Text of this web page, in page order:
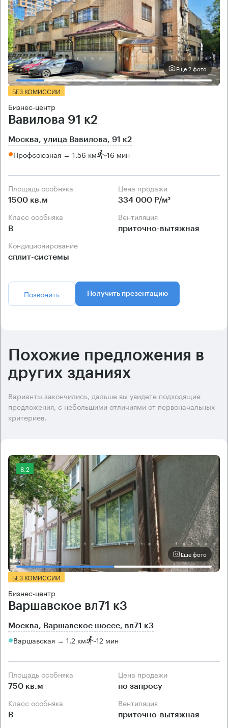
Еще 2 фото
БЕЗ КОМИССИИ
Бизнес-центр
Вавилова 91 к2
Москва, улица Вавилова, 91 к2
Профсоюзная → 1.56 км ~16 мин
Площадь особняка
1500 кв.м
Цена продажи
334 000 Р/м²
Класс особняка
B
Вентиляция
приточно-вытяжная
Кондиционирование
сплит-системы
Позвонить Получить презентацию
Похожие предложения в
других зданиях
Варианты закончились, дальше вы увидете подходящие
предложения, с небольшими отличиями от первоначальных
критериев.
8.2
Еще фото
БЕЗ КОМИССИИ
Бизнес-центр
Варшавское вл71 к3
Москва, Варшавское шоссе, вл71 к3
Варшавская → 1.2 км ~12 мин
Площадь особняка
750 кв.м
Цена продажи
по запросу
Класс особняка
B
Вентиляция
приточно-вытяжная